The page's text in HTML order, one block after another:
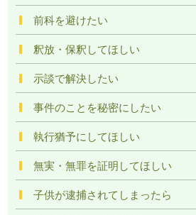
前科を避けたい
釈放・保釈してほしい
示談で解決したい
事件のことを秘密にしたい
執行猶予にしてほしい
無実・無罪を証明してほしい
子供が逮捕されてしまったら